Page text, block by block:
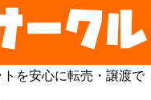
を安心に転売・譲渡で